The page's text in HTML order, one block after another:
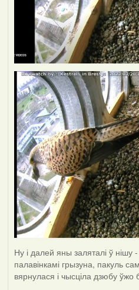
Ну і далей яны заляталі ў нішу
палавінкамі грызуна, пакуль
вярнулася і чысціла дзюбу ўжо